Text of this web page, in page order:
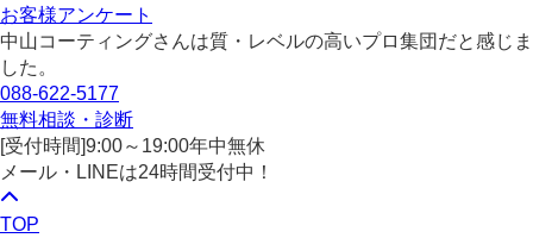
お客様アンケート
中山コーティングさんは質・レベルの高いプロ集団だと感じま
した。
088-622-5177
無料相談・診断
[受付時間]9:00～19:00年中無休
メール・LINEは24時間受付中！
TOP